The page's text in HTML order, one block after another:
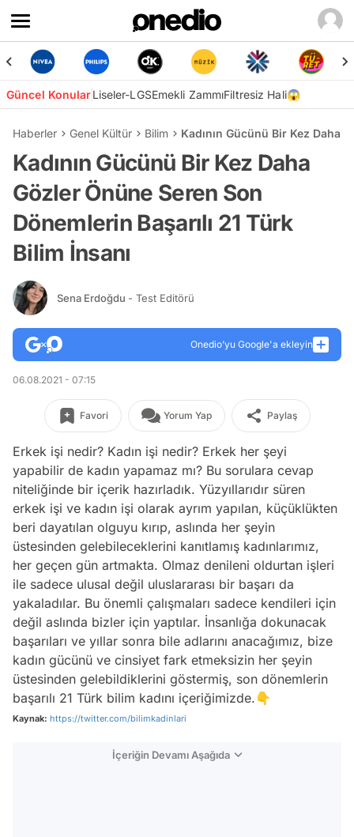
Güncel KonularLiseler-LGSEmekli ZammıFiltresiz Hali😱
Haberler Genel Kültür Bilim Kadının Gücünü Bir Kez Daha
Kadının Gücünü Bir Kez Daha
Gözler Önüne Seren Son
Dönemlerin Başarılı 21 Türk
Bilim İnsanı
Sena Erdoğdu - Test Editörü
Onedio’yu Google'a ekleyin
06.08.2021 - 07:15
Favori Yorum Yap Paylaş
Erkek işi nedir? Kadın işi nedir? Erkek her şeyi
yapabilir de kadın yapamaz mı? Bu sorulara cevap
niteliğinde bir içerik hazırladık. Yüzyıllarıdır süren
erkek işi ve kadın işi olarak ayrım yapılan, küçüklükten
beri dayatılan olguyu kırıp, aslında her şeyin
üstesinden gelebileceklerini kanıtlamış kadınlarımız,
her geçen gün artmakta. Olmaz denileni oldurtan işleri
ile sadece ulusal değil uluslararası bir başarı da
yakaladılar. Bu önemli çalışmaları sadece kendileri için
değil aslında bizler için yaptılar. İnsanlığa dokunacak
başarıları ve yıllar sonra bile adlarını anacağımız, bize
kadın gücünü ve cinsiyet fark etmeksizin her şeyin
üstesinden gelebildiklerini göstermiş, son dönemlerin
başarılı 21 Türk bilim kadını içeriğimizde.👇
Kaynak: https://twitter.com/bilimkadinlari
İçeriğin Devamı Aşağıda